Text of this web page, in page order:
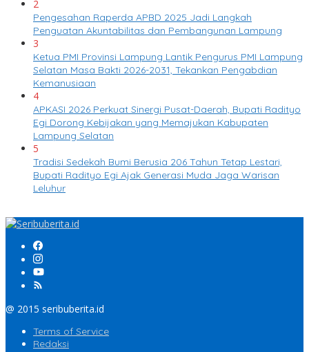
2
Pengesahan Raperda APBD 2025 Jadi Langkah
Penguatan Akuntabilitas dan Pembangunan Lampung
3
Ketua PMI Provinsi Lampung Lantik Pengurus PMI Lampung
Selatan Masa Bakti 2026-2031, Tekankan Pengabdian
Kemanusiaan
4
APKASI 2026 Perkuat Sinergi Pusat-Daerah, Bupati Radityo
Egi Dorong Kebijakan yang Memajukan Kabupaten
Lampung Selatan
5
Tradisi Sedekah Bumi Berusia 206 Tahun Tetap Lestari,
Bupati Radityo Egi Ajak Generasi Muda Jaga Warisan
Leluhur
@ 2015 seribuberita.id
Terms of Service
Redaksi